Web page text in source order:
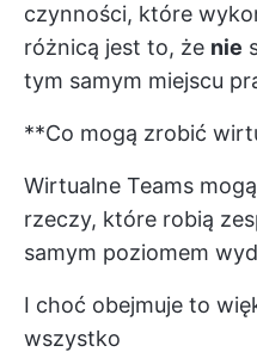
czynności, które
różnicą jest to, że nie
tym samym miejscu
**Co mogą zrobić
Wirtualne Teams
rzeczy, które robią
samym poziomem
I choć obejmuje to
wszystko